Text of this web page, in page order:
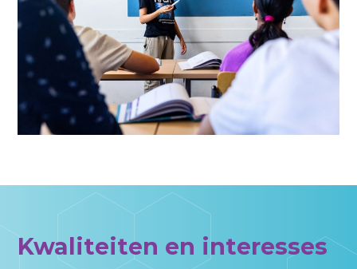
Kwaliteiten en interesses